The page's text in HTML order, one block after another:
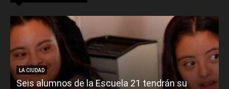
LA CIUDAD
Seis alumnos de la Escuela 21 tendrán su